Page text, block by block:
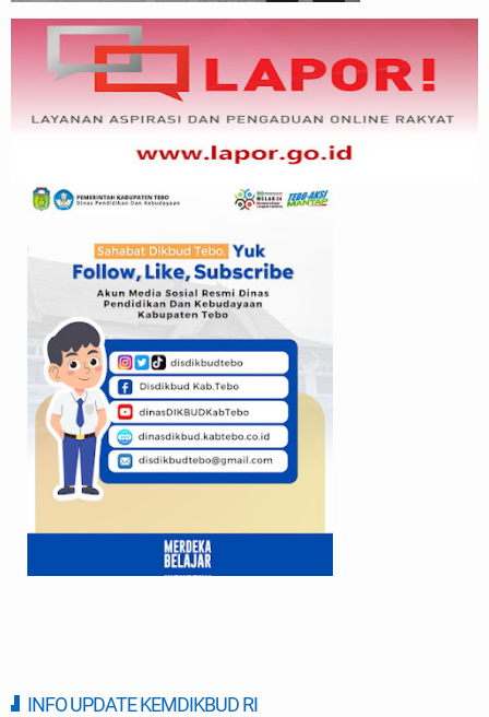
INFO UPDATE KEMDIKBUD RI